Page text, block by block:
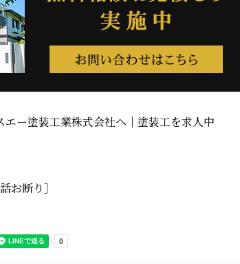
ー塗装工業株式会社へ｜塗装工を求人中
お断り］